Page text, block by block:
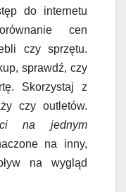
do internetu
cen
czy sprzętu.
sprawdź, czy
Skorzystaj z
czy outletów.
na jednym
na inny,
na wygląd